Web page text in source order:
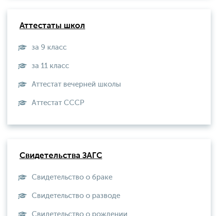
Аттестаты школ
за 9 класс
за 11 класс
Аттестат вечерней школы
Aттестат СССР
Свидетельства ЗАГС
Свидетельство о браке
Свидетельство о разводе
Свидетельство о рождении